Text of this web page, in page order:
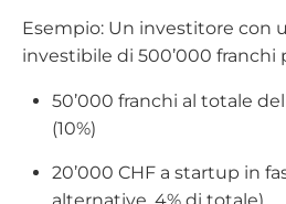
Esempio: Un investitore con
investibile di 500’000 franchi
50’000 franchi al totale
(10%)
20’000 CHF a startup in